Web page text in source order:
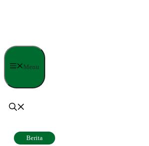
Menu
Berita